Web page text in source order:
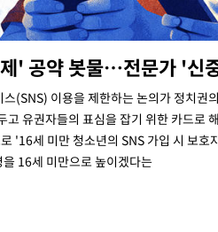
폭탄…도로 잠기고 담벼락 붕괴
산삼 9뿌리 발견…감정가 1.3억원
실종 60대, 닷새 만에 숨진 채 발견
안게임서 '홈팀' 일본과 한일전
보트 전복…1명 사망·1명 실종
…'낮 최고 35도' 무더위, 열대야 계속[
접대 논란 사과…쇄신의 기회로 삼겠다"
' 공약 봇물…전문가 '신
(SNS) 이용을 제한하는 논의가 정치권
고 유권자들의 표심을 잡기 위한 카드로
'16세 미만 청소년의 SNS 가입 시 보호
16세 미만으로 높이겠다는